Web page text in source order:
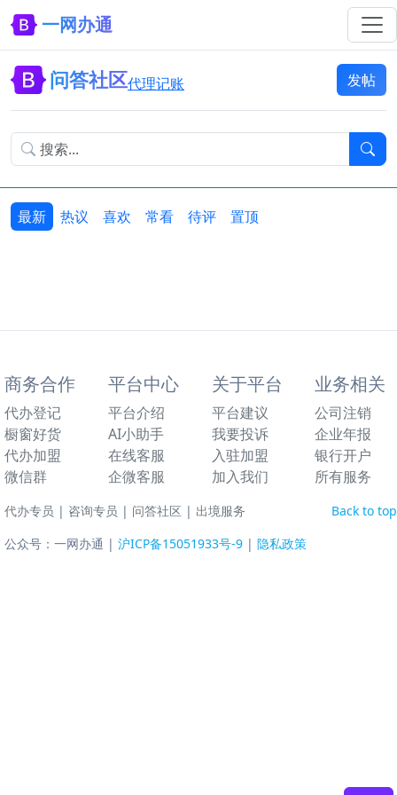
一网办通
问答社区代理记账 发帖
最新 热议 喜欢 常看 待评 置顶
商务合作
代办登记
橱窗好货
代办加盟
微信群
平台中心
平台介绍
AI小助手
在线客服
企微客服
关于平台
平台建议
我要投诉
入驻加盟
加入我们
业务相关
公司注销
企业年报
银行开户
所有服务
Back to top
代办专员 | 咨询专员 | 问答社区 | 出境服务
公众号：一网办通 | 沪ICP备15051933号-9 | 隐私政策